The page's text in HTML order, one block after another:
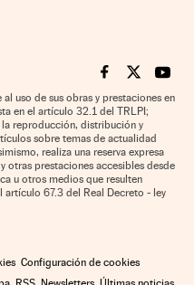
Cinco Días en
Cinco Días
Cinco
uso de sus obras y prestaciones en
en el artículo 32.1 del TRLPI;
la reproducción, distribución y
sobre temas de actualidad
realiza una reserva expresa
otras prestaciones accesibles desde
u otros medios que resulten
67.3 del Real Decreto - ley
Configuración de cookies